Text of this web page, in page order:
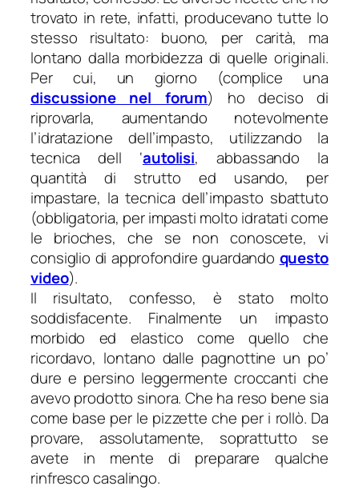
trovato in rete, infatti, producevano tutte lo
stesso risultato: buono, per carità, ma
lontano dalla morbidezza di quelle originali.
Per cui, un giorno (complice una
discussione nel forum) ho deciso di
riprovarla, aumentando notevolmente
l’idratazione dell’impasto, utilizzando la
tecnica dell ‘autolisi, abbassando la
quantità di strutto ed usando, per
impastare, la tecnica dell’impasto sbattuto
(obbligatoria, per impasti molto idratati come
le brioches, che se non conoscete, vi
consiglio di approfondire guardando questo
video).
Il risultato, confesso, è stato molto
soddisfacente. Finalmente un impasto
morbido ed elastico come quello che
ricordavo, lontano dalle pagnottine un po’
dure e persino leggermente croccanti che
avevo prodotto sinora. Che ha reso bene sia
come base per le pizzette che per i rollò. Da
provare, assolutamente, soprattutto se
avete in mente di preparare qualche
rinfresco casalingo.